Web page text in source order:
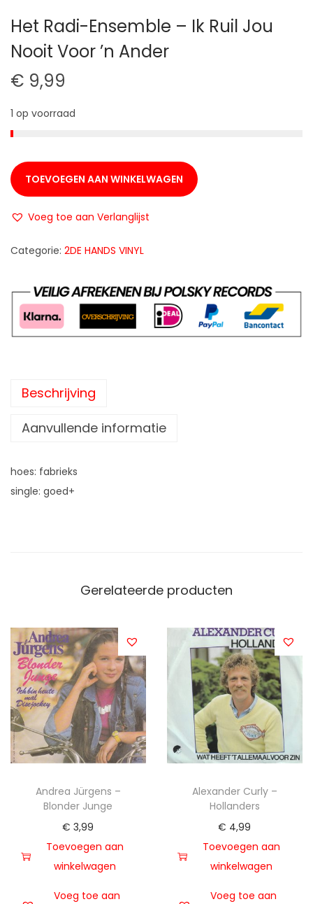
t
e
u
Het Radi-Ensemble – Ik Ruil Jou
Nooit Voor ’n Ander
€ 9,99
1 op voorraad
TOEVOEGEN AAN WINKELWAGEN
Voeg toe aan Verlanglijst
Categorie: 2DE HANDS VINYL
Beschrijving
Aanvullende informatie
hoes: fabrieks
single: goed+
Gerelateerde producten
Andrea Jürgens –
Blonder Junge
€ 3,99
Toevoegen aan
winkelwagen
Voeg toe aan
Alexander Curly –
Hollanders
€ 4,99
Toevoegen aan
winkelwagen
Voeg toe aan